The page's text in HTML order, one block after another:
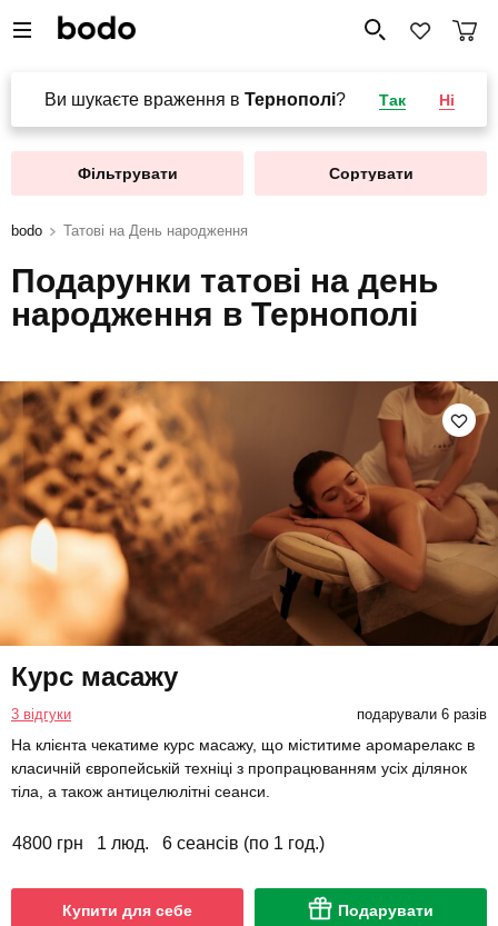
Ви шукаєте враження в Тернополі? Так Ні
Фільтрувати Сортувати
bodo Татові на День народження
Подарунки татові на день
народження в Тернополі
Курс масажу
3 відгуки подарували 6 разів
На клієнта чекатиме курс масажу, що міститиме аромарелакс в
класичній європейській техніці з пропрацюванням усіх ділянок
тіла, а також антицелюлітні сеанси.
4800 грн 1 люд. 6 сеансів (по 1 год.)
Купити для себе Подарувати